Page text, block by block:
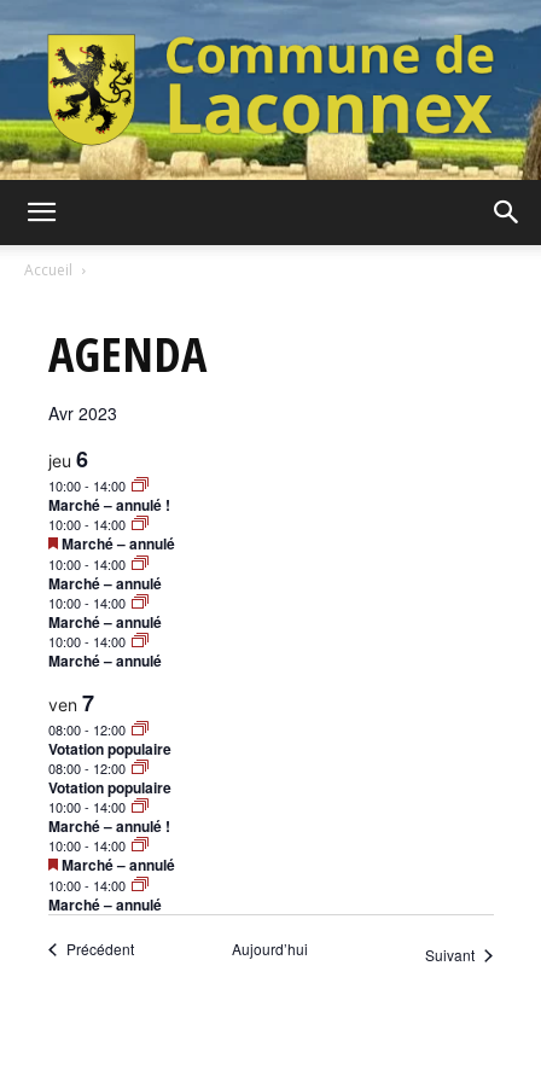
Laconnex
Canton
Genève
Accueil
AGENDA
Avr 2023
jeu 6
10:00- 14:00
Marché – annulé !
10:00- 14:00
Mis
en
avant
Marché – annulé
10:00- 14:00
Marché – annulé
10:00- 14:00
Marché – annulé
10:00- 14:00
Marché – annulé
ven 7
08:00- 12:00
Votation populaire
08:00- 12:00
Votation populaire
10:00- 14:00
Marché – annulé !
10:00- 14:00
Mis
en
avant
Marché – annulé
10:00- 14:00
Marché – annulé
PrécédentÉvènements Aujourd’hui Suivant